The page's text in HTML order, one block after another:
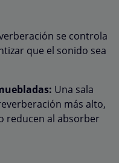
se controla
que el sonido sea
Una sala
más alto,
reducen al absorber